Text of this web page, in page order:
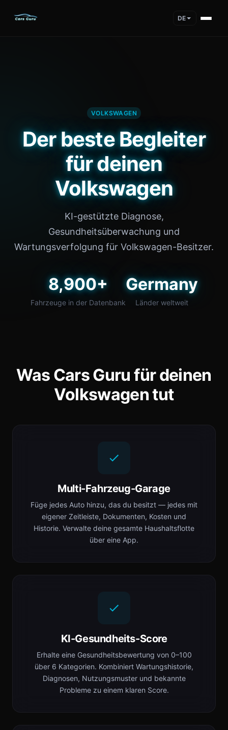
DE
VOLKSWAGEN
Der beste Begleiter
für deinen
Volkswagen
KI-gestützte Diagnose,
Gesundheitsüberwachung und
Wartungsverfolgung für Volkswagen-Besitzer.
8,900+
Fahrzeuge in der Datenbank
Germany
Länder weltweit
Was Cars Guru für deinen
Volkswagen tut
Multi-Fahrzeug-Garage
Füge jedes Auto hinzu, das du besitzt — jedes mit
eigener Zeitleiste, Dokumenten, Kosten und
Historie. Verwalte deine gesamte Haushaltsflotte
über eine App.
KI-Gesundheits-Score
Erhalte eine Gesundheitsbewertung von 0–100
über 6 Kategorien. Kombiniert Wartungshistorie,
Diagnosen, Nutzungsmuster und bekannte
Probleme zu einem klaren Score.